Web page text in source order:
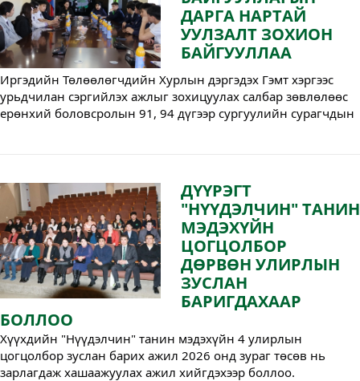
ДАРГА НАРТАЙ
УУЛЗАЛТ ЗОХИОН
БАЙГУУЛЛАА
Иргэдийн Төлөөлөгчдийн Хурлын дэргэдэх Гэмт хэргээс
урьдчилан сэргийлэх ажлыг зохицуулах салбар зөвлөлөөс
ерөнхий боловсролын 91, 94 дүгээр сургуулийн сурагчдын
ДҮҮРЭГТ
"НҮҮДЭЛЧИН" ТАНИН
МЭДЭХҮЙН
ЦОГЦОЛБОР
ДӨРВӨН УЛИРЛЫН
ЗУСЛАН
БАРИГДАХААР
БОЛЛОО
Хүүхдийн "Нүүдэлчин" танин мэдэхүйн 4 улирлын
цогцолбор зуслан барих ажил 2026 онд зураг төсөв нь
зарлагдаж хашаажуулах ажил хийгдэхээр боллоо.